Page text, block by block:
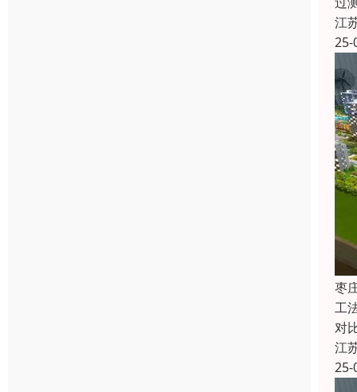
江
25-
枣
工
对
江
25-